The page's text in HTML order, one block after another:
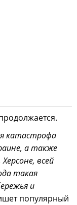
катастрофа
а также
всей
такая
и
популярный